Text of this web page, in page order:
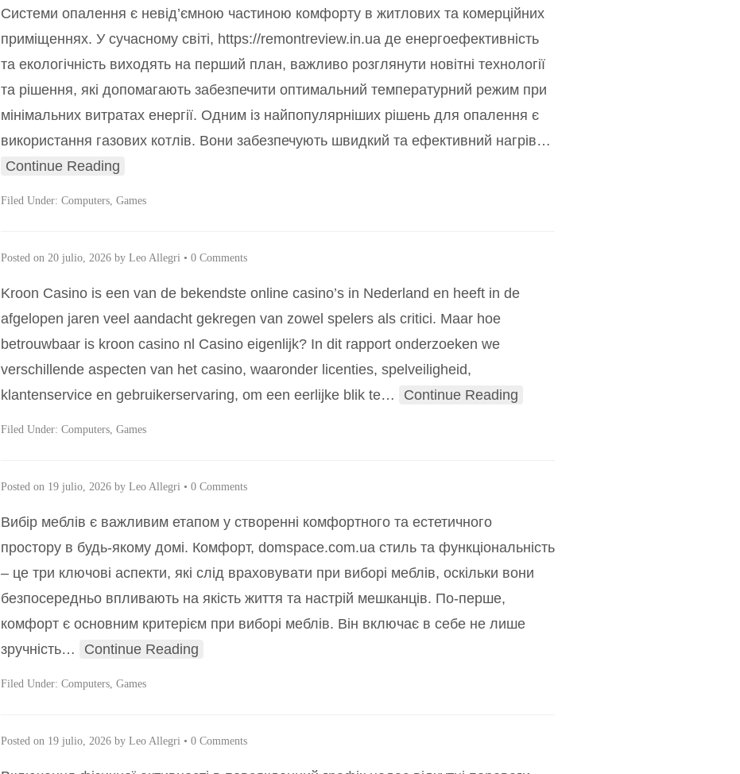
Системи опалення є невід’ємною частиною комфорту в житлових та комерційних
приміщеннях. У сучасному світі, https://remontreview.in.ua де енергоефективність
та екологічність виходять на перший план, важливо розглянути новітні технології
та рішення, які допомагають забезпечити оптимальний температурний режим при
мінімальних витратах енергії. Одним із найпопулярніших рішень для опалення є
використання газових котлів. Вони забезпечують швидкий та ефективний нагрів…
Continue Reading
Filed Under: Computers, Games
Posted on 20 julio, 2026by Leo Allegri• 0 Comments
Kroon Casino is een van de bekendste online casino’s in Nederland en heeft in de
afgelopen jaren veel aandacht gekregen van zowel spelers als critici. Maar hoe
betrouwbaar is kroon casino nl Casino eigenlijk? In dit rapport onderzoeken we
verschillende aspecten van het casino, waaronder licenties, spelveiligheid,
klantenservice en gebruikerservaring, om een eerlijke blik te… Continue Reading
Filed Under: Computers, Games
Posted on 19 julio, 2026by Leo Allegri• 0 Comments
Вибір меблів є важливим етапом у створенні комфортного та естетичного
простору в будь-якому домі. Комфорт, domspace.com.ua стиль та функціональність
– це три ключові аспекти, які слід враховувати при виборі меблів, оскільки вони
безпосередньо впливають на якість життя та настрій мешканців. По-перше,
комфорт є основним критерієм при виборі меблів. Він включає в себе не лише
зручність… Continue Reading
Filed Under: Computers, Games
Posted on 19 julio, 2026by Leo Allegri• 0 Comments